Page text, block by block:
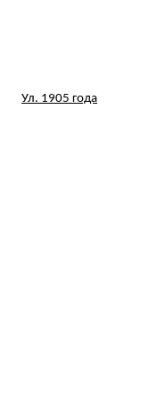
Ул. 1905 года